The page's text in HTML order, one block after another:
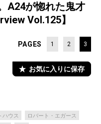
A24が惚れた鬼才
Vol.125】
PAGES 1 2 3
お気に入りに保存
ハウス
ロバート・エガース